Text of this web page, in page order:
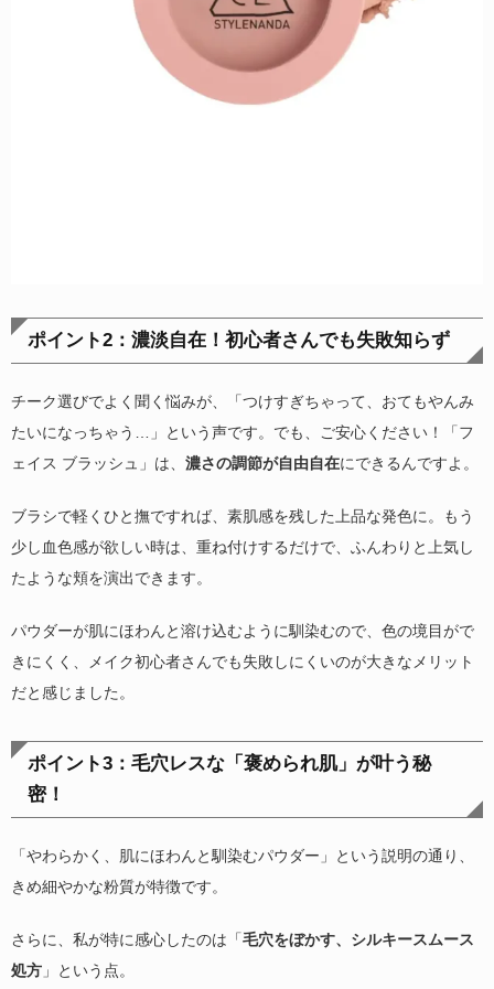
ポイント2：濃淡自在！初心者さんでも失敗知らず
チーク選びでよく聞く悩みが、「つけすぎちゃって、おてもやんみ
たいになっちゃう…」という声です。でも、ご安心ください！「フ
ェイス ブラッシュ」は、 濃さの調節が自由自在にできるんですよ。
ブラシで軽くひと撫ですれば、素肌感を残した上品な発色に。もう
少し血色感が欲しい時は、重ね付けするだけで、ふんわりと上気し
たような頬を演出できます。
パウダーが肌にほわんと溶け込むように馴染むので、色の境目がで
きにくく、メイク初心者さんでも失敗しにくいのが大きなメリット
だと感じました。
ポイント3：毛穴レスな「褒められ肌」が叶う秘
密！
「やわらかく、肌にほわんと馴染むパウダー」という説明の通り、
きめ細やかな粉質が特徴です。
さらに、私が特に感心したのは「毛穴をぼかす、シルキースムース
処方 」という点。